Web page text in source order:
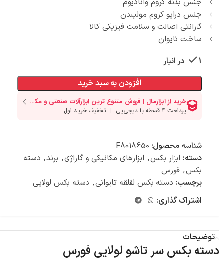
جنس بدنه کروم وانادیوم
جنس درایو کروم مولیبدن
گارانتی اصالت و سلامت فیزیکی کالا
ساخت تایوان
1 در انبار
افزودن به سبد خرید
شناسه محصول: F8018650
دسته: ابزار بکس, ابزارهای مکانیکی و گاراژی, برند, دسته
بکس, فورس
برچسب: دسته بکس لقلقه تایوانی, دسته بکس لولایی
اشتراک گذاری:
توضیحات
دسته بکس سر تاشو لولایی فورس